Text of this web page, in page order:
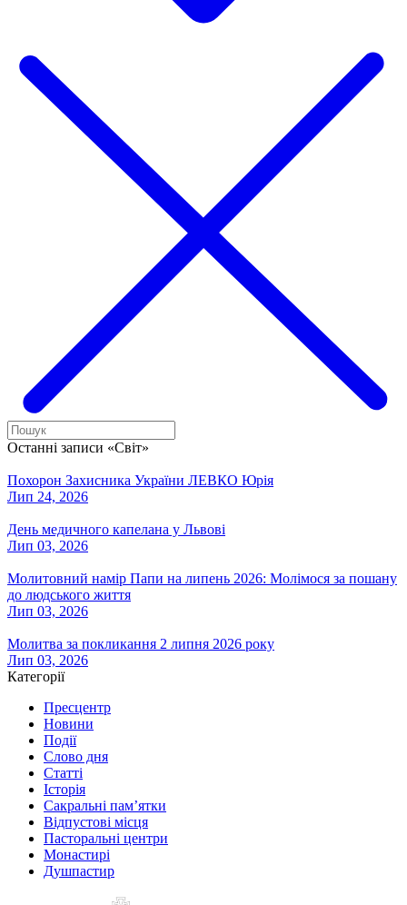
Останні записи «Світ»
Похорон Захисника України ЛЕВКО Юрія
Лип 24, 2026
День медичного капелана у Львові
Лип 03, 2026
Молитовний намір Папи на липень 2026: Молімося за пошану
до людського життя
Лип 03, 2026
Молитва за покликання 2 липня 2026 року
Лип 03, 2026
Категорії
Пресцентр
Новини
Події
Слово дня
Статті
Історія
Сакральні пам’ятки
Відпустові місця
Пасторальні центри
Монастирі
Душпастир